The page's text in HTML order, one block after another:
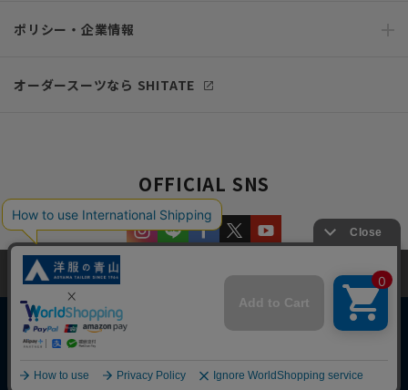
ポリシー・企業情報
オーダースーツなら SHITATE
OFFICIAL SNS
Copyright © AOYAMA TRADING Co.,Ltd. All Rights Reserved
当サイトでは、快適な閲覧体験とコンテンツ改善のためにCookieを使用
しています。閲覧を続けることで、Cookieの使用に同意したものとみな
します。詳細については
同意して閉じる